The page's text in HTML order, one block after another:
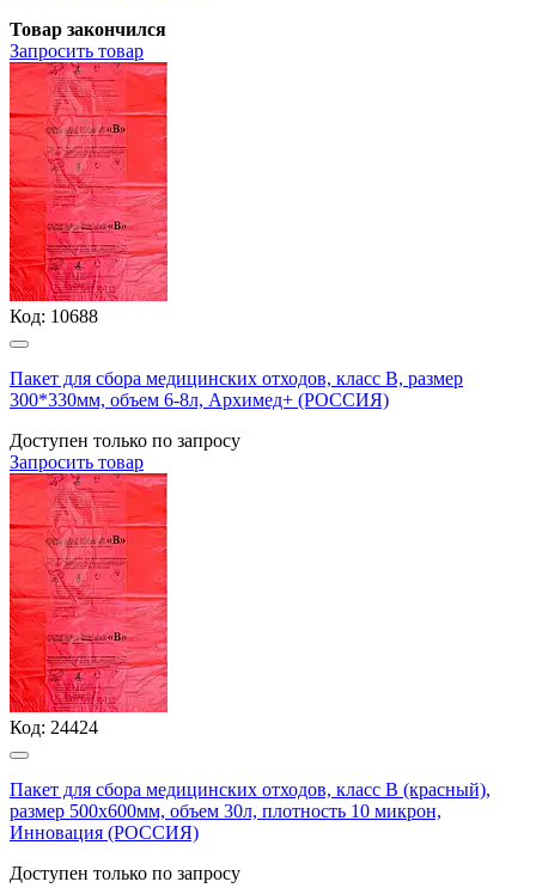
Товар закончился
Запросить товар
Код: 10688
Пакет для сбора медицинских отходов, класс В, размер
300*330мм, объем 6-8л, Архимед+ (РОССИЯ)
Доступен только по запросу
Запросить товар
Код: 24424
Пакет для сбора медицинских отходов, класс В (красный),
размер 500х600мм, объем 30л, плотность 10 микрон,
Инновация (РОССИЯ)
Доступен только по запросу